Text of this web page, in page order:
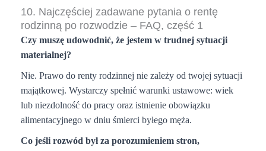
10. Najczęściej zadawane pytania o rentę
rodzinną po rozwodzie – FAQ, część 1
Czy muszę udowodnić, że jestem w trudnej sytuacji
materialnej?
Nie. Prawo do renty rodzinnej nie zależy od twojej sytuacji
majątkowej. Wystarczy spełnić warunki ustawowe: wiek
lub niezdolność do pracy oraz istnienie obowiązku
alimentacyjnego w dniu śmierci byłego męża.
Co jeśli rozwód był za porozumieniem stron,